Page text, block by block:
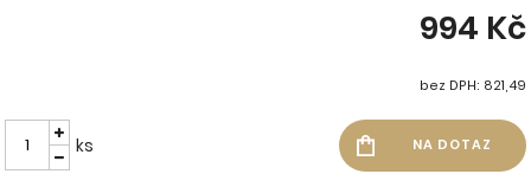
994 Kč
bez DPH: 821,49
ks